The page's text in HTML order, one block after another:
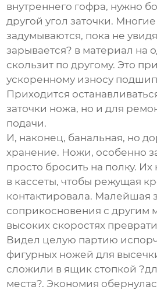
внутреннего гофра, нужно
другой угол заточки.
задумываются, пока не
зарывается? в материал на
скользит по другому. Это
ускоренному износу
Приходится
заточки ножа, но и для
подачи.
И, наконец, банальная, но
хранение. Ножи, особенно
просто бросить на полку. Их
в кассеты, чтобы режущая
контактировала. Малейшая
соприкосновения с другим
высоких скоростях
Видел целую партию
фигурных ножей для
сложили в ящик стопкой
места?. Экономия